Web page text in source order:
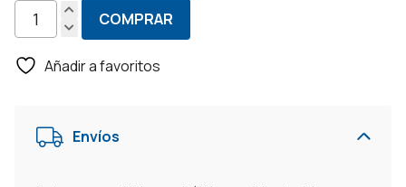
Cajonera
Almacenamiento
Ruedas
COMPRAR
Añadir a favoritos
Envíos